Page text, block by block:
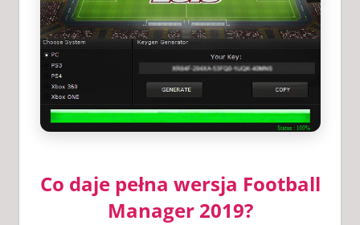
Co daje pełna wersja Football
Manager 2019?